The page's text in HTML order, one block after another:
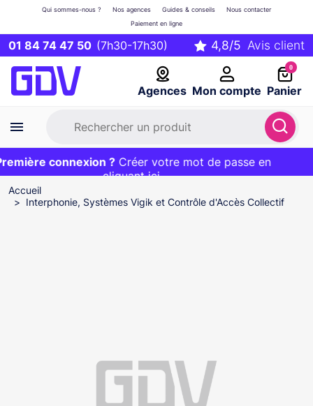
01 84 74 47 50 (7h30-17h30)
Agences Mon compte
Qui sommes-nous ? Nos agences Guides & conseils
Nous contacter
Paiement en ligne
0
Panier
Première commande ?20€ OFFERT sur votre panier
et livraison 24/48h gratuite avec le codeBIENVENUE
connexion ?Créer votre mot de passe en
cliquant ici
EXCLU WEB :
Accueil
Interphonie, Systèmes Vigik et Contrôle d'Accès Collectif